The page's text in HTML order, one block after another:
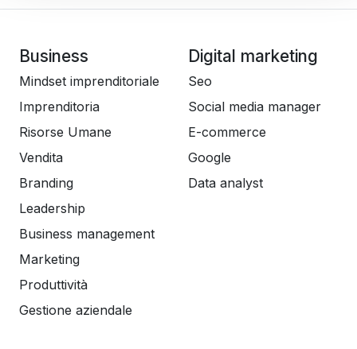
Business
Mindset imprenditoriale
Imprenditoria
Risorse Umane
Vendita
Branding
Leadership
Business management
Marketing
Produttività
Gestione aziendale
Digital marketing
Seo
Social media manager
E-commerce
Google
Data analyst